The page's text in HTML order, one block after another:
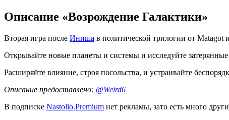
Описание «Возрождение Галактики»
Вторая игра после Иниша в политической трилогии от Matagot
Открывайте новые планеты и системы и исследуйте
Расширяйте влияние, строя посольства, и устраивайте
Описание предоставлено: @Weird6
В подписке Nastolio.Premium нет рекламы, зато есть много